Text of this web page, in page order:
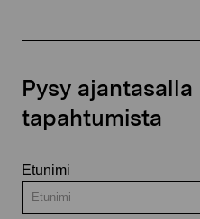
Pysy
tapahtumista
Etunimi